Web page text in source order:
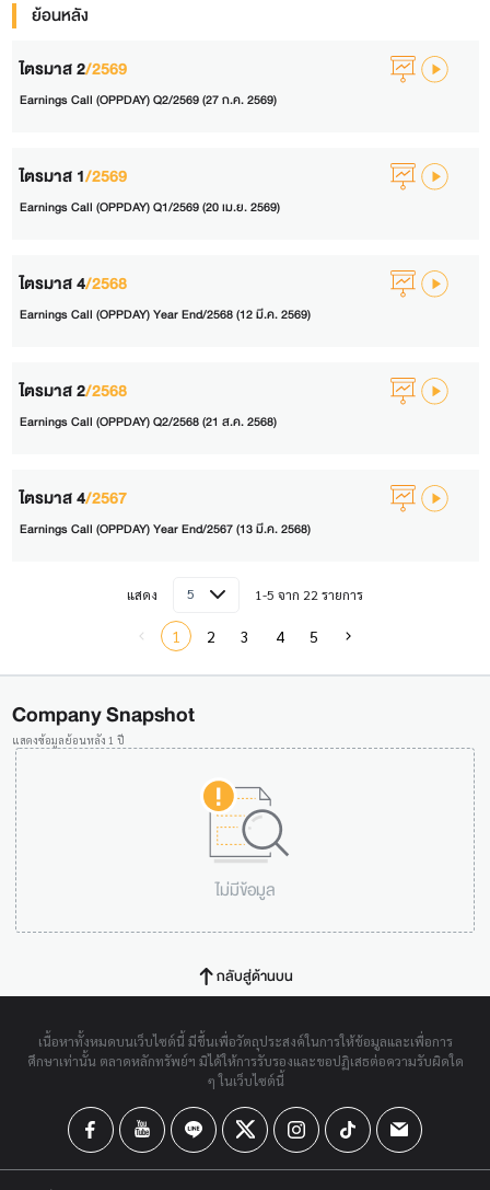
ย้อนหลัง
ไตรมาส 2/2569
Earnings Call (OPPDAY) Q2/2569 (27 ก.ค. 2569)
ไตรมาส 1/2569
Earnings Call (OPPDAY) Q1/2569 (20 เม.ย. 2569)
ไตรมาส 4/2568
Earnings Call (OPPDAY) Year End/2568 (12 มี.ค. 2569)
ไตรมาส 2/2568
Earnings Call (OPPDAY) Q2/2568 (21 ส.ค. 2568)
ไตรมาส 4/2567
Earnings Call (OPPDAY) Year End/2567 (13 มี.ค. 2568)
แสดง 5 1-5 จาก 22 รายการ
1 2 3 4 5
Company Snapshot
แสดงข้อมูลย้อนหลัง 1 ปี
ไม่มีข้อมูล
กลับสู่ด้านบน
เนื้อหาทั้งหมดบนเว็บไซต์นี้ มีขึ้นเพื่อวัตถุประสงค์ในการให้ข้อมูลและเพื่อการ
ศึกษาเท่านั้น ตลาดหลักทรัพย์ฯ มิได้ให้การรับรองและขอปฏิเสธต่อความรับผิดใด
ๆ ในเว็บไซต์นี้